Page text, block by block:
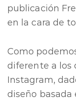
publicación
en la cara de
Como
diferente a los
Instagram,
diseño basada